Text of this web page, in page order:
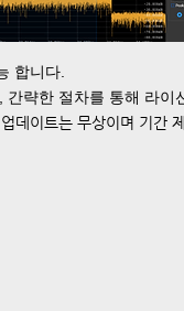
합니다.
략한 절차를 통해 라이
데이트는 무상이며 기간